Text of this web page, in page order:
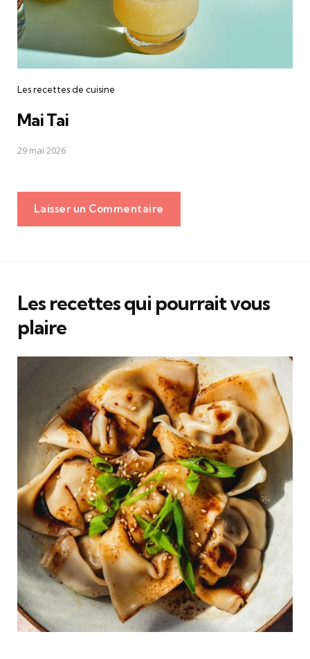
Les recettes de cuisine
Mai Tai
29 mai 2026
Laisser un Commentaire
Les recettes qui pourrait vous
plaire